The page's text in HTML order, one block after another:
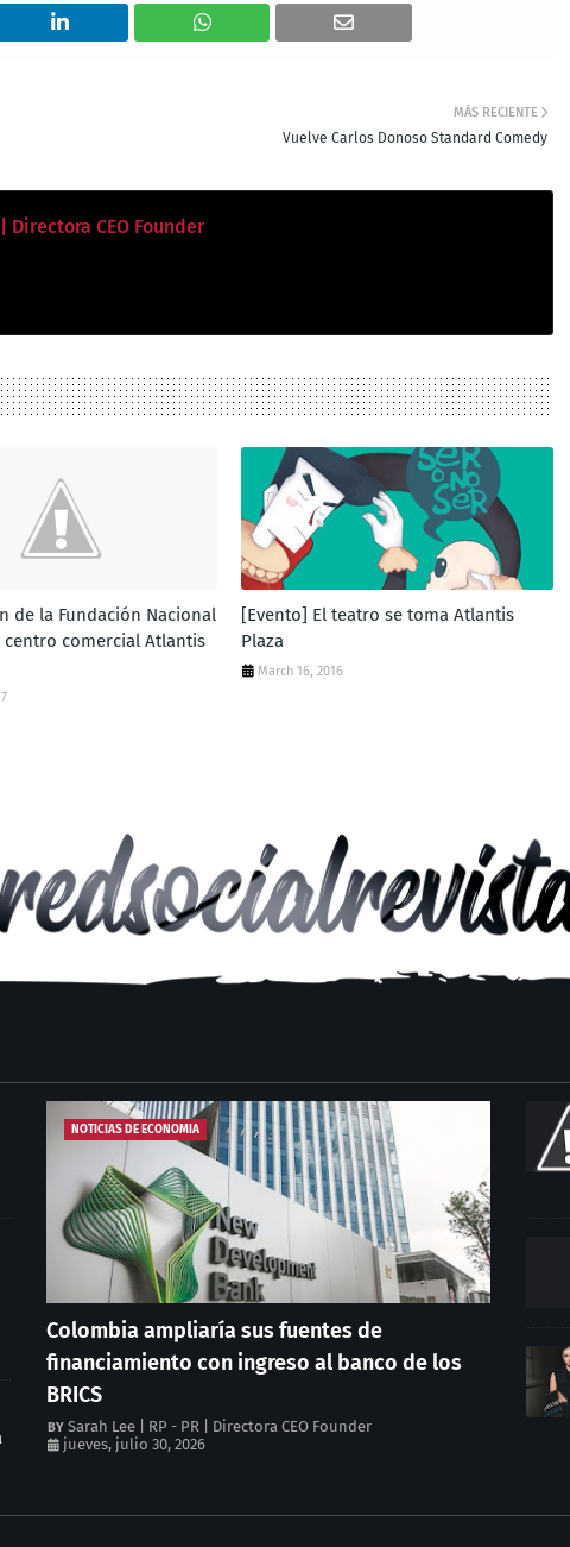
MÁS RECIENTE
Vuelve Carlos Donoso Standard Comedy
Directora CEO Founder
de la Fundación Nacional
centro comercial Atlantis
[Evento] El teatro se toma Atlantis
Plaza
March 16, 2016
NOTICIAS DE ECONOMIA
Colombia ampliaría sus fuentes de
financiamiento con ingreso al banco de los
BRICS
Sarah Lee | RP - PR | Directora CEO Founder
jueves, julio 30, 2026